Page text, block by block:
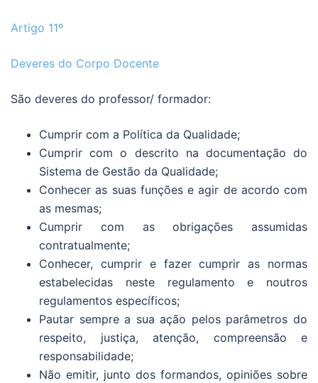
Artigo 11º
Deveres do Corpo Docente
São deveres do professor/ formador:
Cumprir com a Política da Qualidade;
Cumprir com o descrito na documentação do
Sistema de Gestão da Qualidade;
Conhecer as suas funções e agir de acordo com
as mesmas;
Cumprir com as obrigações assumidas
contratualmente;
Conhecer, cumprir e fazer cumprir as normas
estabelecidas neste regulamento e noutros
regulamentos específicos;
Pautar sempre a sua ação pelos parâmetros do
respeito, justiça, atenção, compreensão e
responsabilidade;
Não emitir, junto dos formandos, opiniões sobre